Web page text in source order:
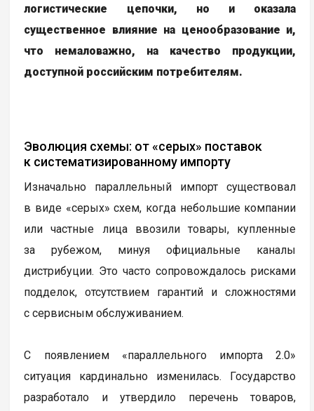
логистические цепочки, но и оказала
существенное влияние на ценообразование и,
что немаловажно, на качество продукции,
доступной российским потребителям.
Эволюция схемы: от «серых» поставок
к систематизированному импорту
Изначально параллельный импорт существовал
в виде «серых» схем, когда небольшие компании
или частные лица ввозили товары, купленные
за рубежом, минуя официальные каналы
дистрибуции. Это часто сопровождалось рисками
подделок, отсутствием гарантий и сложностями
с сервисным обслуживанием.
С появлением «параллельного импорта 2.0»
ситуация кардинально изменилась. Государство
разработало и утвердило перечень товаров,